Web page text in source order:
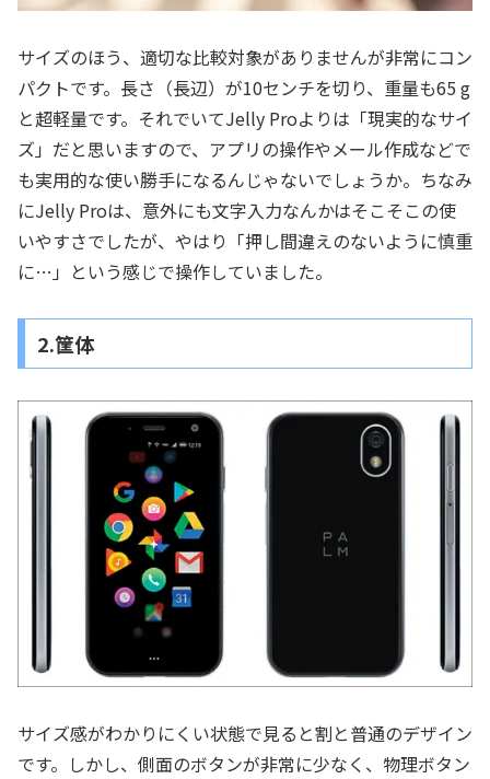
サイズのほう、適切な比較対象がありませんが非常にコン
パクトです。長さ（長辺）が10センチを切り、重量も65 g
と超軽量です。それでいてJelly Proよりは「現実的なサイ
ズ」だと思いますので、アプリの操作やメール作成などで
も実用的な使い勝手になるんじゃないでしょうか。ちなみ
にJelly Proは、意外にも文字入力なんかはそこそこの使
いやすさでしたが、やはり「押し間違えのないように慎重
に…」という感じで操作していました。
2.筐体
サイズ感がわかりにくい状態で見ると割と普通のデザイン
です。しかし、側面のボタンが非常に少なく、物理ボタン